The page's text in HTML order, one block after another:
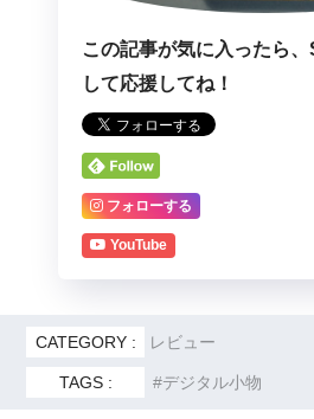
この記事が気に入ったら
して応援してね！
フォローする
YouTube
CATEGORY : レビュー
TAGS : デジタル小物